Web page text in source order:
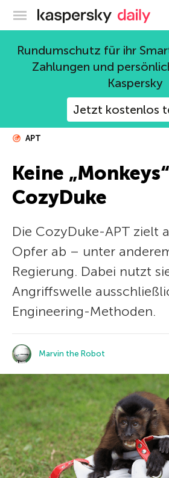
Offizieller
Rundumschutz für ihr
Zahlungen und
Kaspersky
Jetzt kostenlos
APT
Keine
CozyDuke
Die CozyDuke-APT zielt
Opfer ab – unter
Regierung. Dabei nutzt
Angriffswelle
Engineering-Methoden.
Marvin the Robot